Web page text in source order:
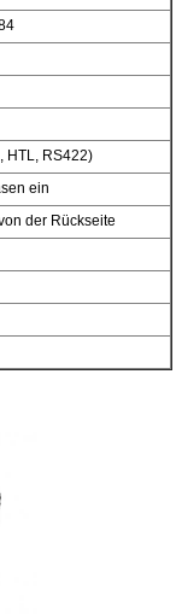
HTL, RS422)
ein
der Rückseite